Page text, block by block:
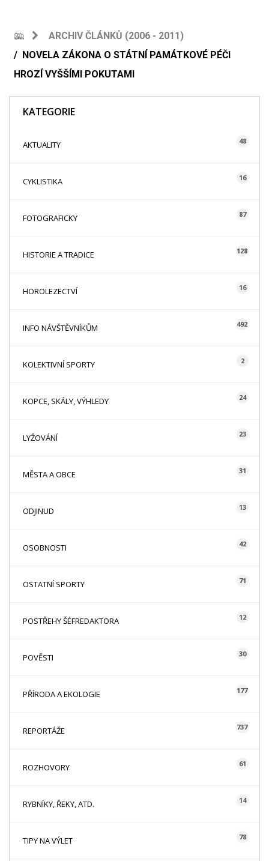
ARCHIV ČLÁNKŮ (2006 - 2011)
NOVELA ZÁKONA O STÁTNÍ PAMÁTKOVÉ PÉČI
HROZÍ VYŠŠÍMI POKUTAMI
KATEGORIE
AKTUALITY 48
CYKLISTIKA 16
FOTOGRAFICKY 87
HISTORIE A TRADICE 128
HOROLEZECTVÍ 16
INFO NÁVŠTĚVNÍKŮM 492
KOLEKTIVNÍ SPORTY 2
KOPCE, SKÁLY, VÝHLEDY 24
LYŽOVÁNÍ 23
MĚSTA A OBCE 31
ODJINUD 13
OSOBNOSTI 42
OSTATNÍ SPORTY 71
POSTŘEHY ŠÉFREDAKTORA 12
POVĚSTI 30
PŘÍRODA A EKOLOGIE 177
REPORTÁŽE 737
ROZHOVORY 61
RYBNÍKY, ŘEKY, ATD. 14
TIPY NA VÝLET 78